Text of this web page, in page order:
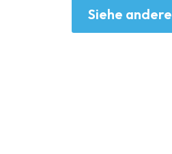
Siehe andere